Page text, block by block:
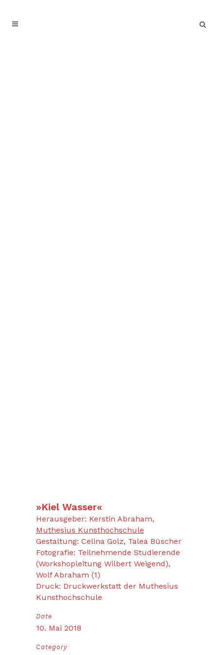
»Kiel Wasser«
Herausgeber: Kerstin Abraham,
Muthesius Kunsthochschule
Gestaltung: Celina Golz, Talea Büscher
Fotografie: Teilnehmende Studierende
(Workshopleitung Wilbert Weigend),
Wolf Abraham (1)
Druck: Druckwerkstatt der Muthesius
Kunsthochschule
Date
10. Mai 2018
Category